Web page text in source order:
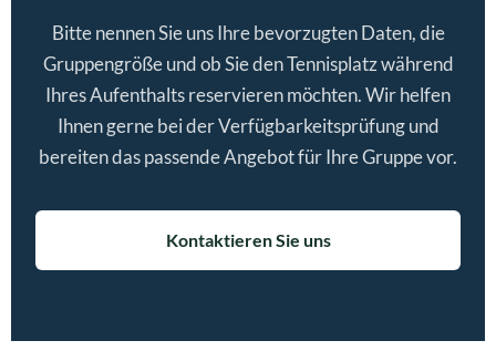
Bitte nennen Sie uns Ihre bevorzugten Daten, die
Gruppengröße und ob Sie den Tennisplatz während
Ihres Aufenthalts reservieren möchten. Wir helfen
Ihnen gerne bei der Verfügbarkeitsprüfung und
bereiten das passende Angebot für Ihre Gruppe vor.
Kontaktieren Sie uns